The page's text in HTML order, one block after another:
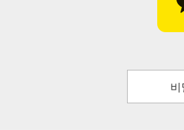
비